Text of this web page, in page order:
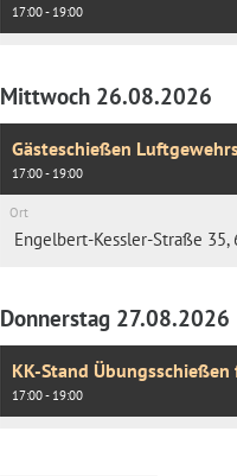
17:00 - 19:00
Mittwoch 26.08.2026
Gästeschießen
17:00 - 19:00
Ort
Engelbert-Kessler-Straße
Donnerstag 27.08.2026
KK-Stand
17:00 - 19:00